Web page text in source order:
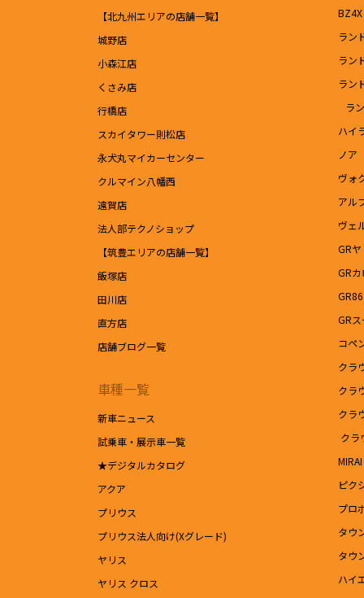
【北九州エリアの店舗一覧】
城野店
小森江店
くさみ店
行橋店
スカイタワー則松店
永犬丸マイカーセンター
クルマイン八幡西
遠賀店
法人部テクノショップ
【筑豊エリアの店舗一覧】
飯塚店
田川店
直方店
店舗ブログ一覧
車種一覧
新車ニュース
試乗車・展示車一覧
★デジタルカタログ
アクア
プリウス
プリウス法人向け(Xグレード)
ヤリス
ヤリス クロス
ラン
ラン
ラン
ラ
ハイ
ノア
ヴォ
アル
ヴェ
GR
GR
GR86
GR
コペ
ク
クラ
クラ
クラ
MIRAI
ピク
プロ
タウ
タウ
ハイ